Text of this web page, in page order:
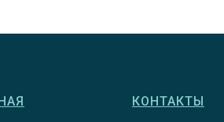
КОНТАКТЫ